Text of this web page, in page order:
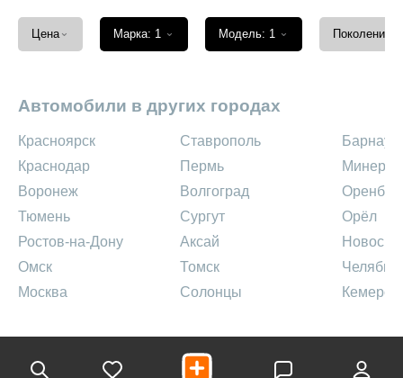
Цена ⌄ Марка: 1 ⌄ Модель: 1 ⌄ Поколение
Автомобили в других городах
Красноярск
Краснодар
Воронеж
Тюмень
Ростов-на-Дону
Омск
Москва
Ставрополь
Пермь
Волгоград
Сургут
Аксай
Томск
Солонцы
Барнаул
Орёл